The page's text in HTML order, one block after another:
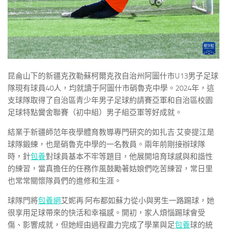
昆侖山下的新疆克孜勒蘇柯爾克孜自治州阿圖什市U13男子足球
隊現有球員40人，均就讀于阿圖什市硝魯克中學。2024年，這
支球隊取得了自治區青少年男子足球約請賽亞軍和自治區校園
足球特點黌舍聯賽（初中組）男子組亞軍等好成就。
結業于新疆師范年夜學體育教導專門研究的如扎吉·艾麥提江是
球隊鍛練，也是硝魯克中學的一名教員。兩年前剛接辦球隊
時，針包養對球員基本不牢等題目，他展開培育球感與和諧性
的練習，當真擔任的任務作風鼓勵著姑娘們吃苦練習，常日里
也常常關懷隊員們的進修和生涯。
球隊門將包養網艾妮再·阿布都如蘇力從小與男生一路踢球，她
很享用足球帶來的快活和幸福感。開初，家人煩惱踢球會受
傷、影響成就，但她經由過程盡力完成了學業與足包養球的統